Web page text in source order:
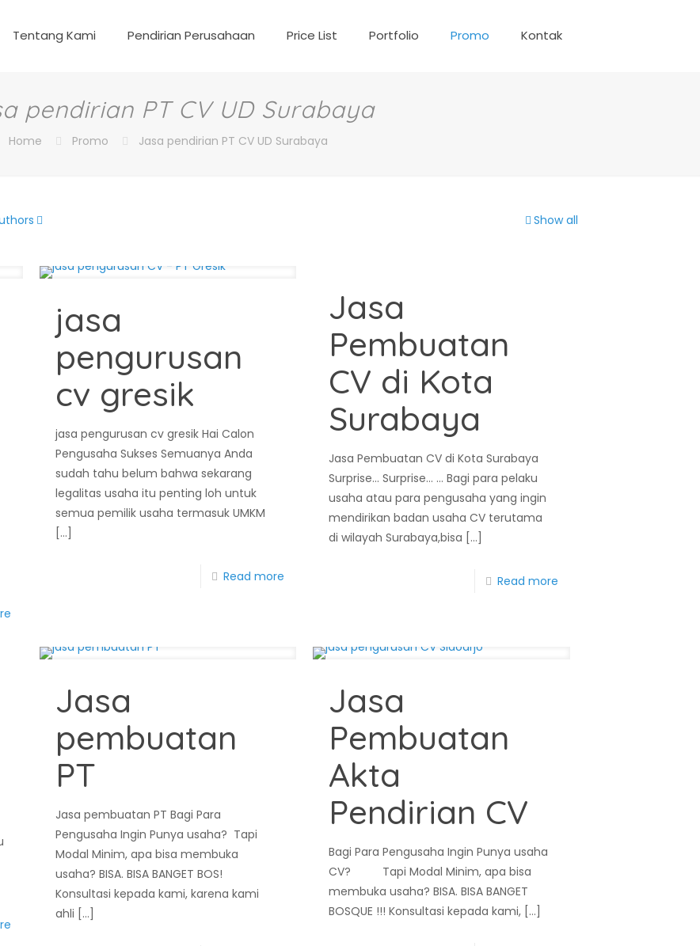
Tentang Kami Pendirian Perusahaan Price List Portfolio Promo Kontak
pendirian PT CV UD Surabaya
Home Promo Jasa pendirian PT CV UD Surabaya
Show all
jasa
pengurusan
cv gresik
jasa pengurusan cv gresik Hai Calon
Pengusaha Sukses Semuanya Anda
sudah tahu belum bahwa sekarang
legalitas usaha itu penting loh untuk
semua pemilik usaha termasuk UMKM
[…]
Read more
Jasa
Pembuatan
CV di Kota
Surabaya
Jasa Pembuatan CV di Kota Surabaya
Surprise… Surprise… … Bagi para pelaku
usaha atau para pengusaha yang ingin
mendirikan badan usaha CV terutama
di wilayah Surabaya,bisa […]
Read more
Jasa
pembuatan
PT
Jasa pembuatan PT Bagi Para
Pengusaha Ingin Punya usaha? Tapi
Modal Minim, apa bisa membuka
usaha? BISA. BISA BANGET BOS!
Konsultasi kepada kami, karena kami
ahli […]
Jasa
Pembuatan
Akta
Pendirian CV
Bagi Para Pengusaha Ingin Punya usaha
CV? Tapi Modal Minim, apa bisa
membuka usaha? BISA. BISA BANGET
BOSQUE !!! Konsultasi kepada kami,[…]